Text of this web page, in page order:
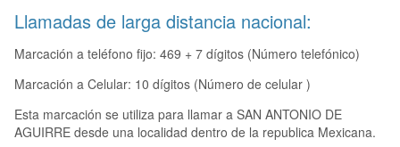
Llamadas de larga distancia nacional:
Marcación a teléfono fijo: 469 + 7 dígitos (Número telefónico)
Marcación a Celular: 10 dígitos (Número de celular )
Esta marcación se utiliza para llamar a SAN ANTONIO DE
AGUIRRE desde una localidad dentro de la republica Mexicana.